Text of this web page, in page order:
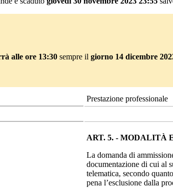
alle ore 13:30sempre il giorno 14 dicembre
Prestazione professionale
ART. 5. - MODALITÀ
La domanda di
documentazione di cui al
telematica, secondo
pena l’esclusione dalla